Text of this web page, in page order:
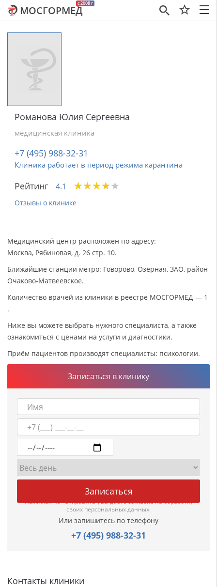
×
c 2008 г
МОСГОРМЕД
Романова Юлия Сергеевна
медицинская клиника
+7 (495) 988-32-31
Клиника работает в период режима карантина
Рейтинг 4.1 ★★★★★
★★★★★
Отзывы о клинике
Медицинский центр расположен по адресу:
Москва, Рябиновая, д. 26 стр. 10.
Ближайшие станции метро: Говорово, Озёрная, ЗАО, район
Очаково-Матвеевское.
Количество врачей из клиники в реестре МОСГОРМЕД — 1
.
Ниже вы можете выбрать нужного специалиста, а также
ознакомиться с ценами на услуги и диагностики.
Приём пациентов производят специалисты: психологии.
Записаться в клинику
Нажимая на "Отправить", вы даетесогласиена обработку
своих персональных данных.
Или запишитесь по телефону
+7 (495) 988-32-31
Контакты клиники